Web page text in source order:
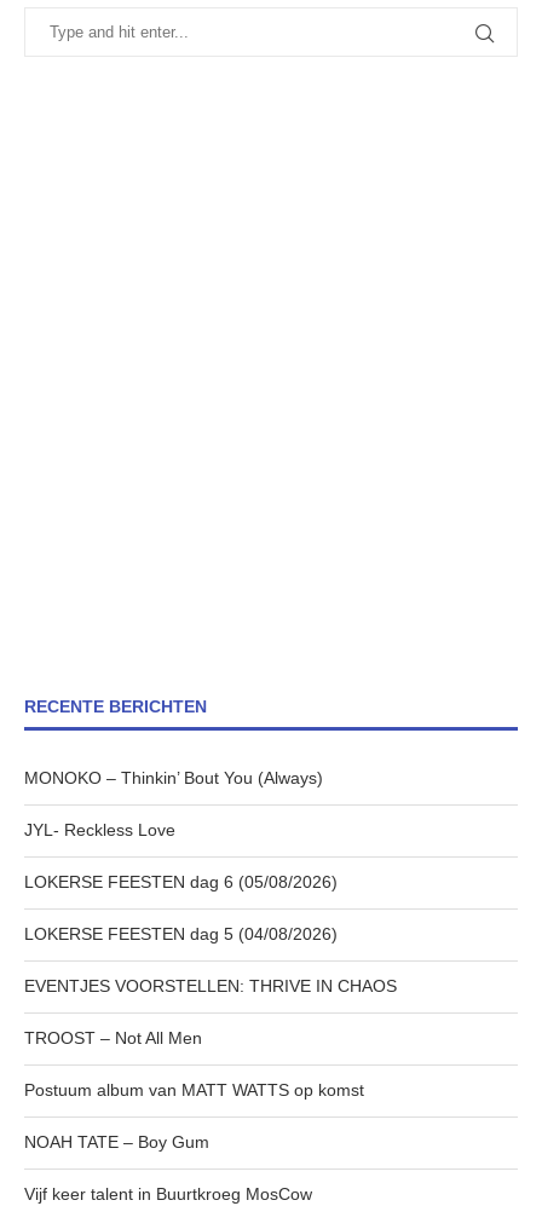
RECENTE BERICHTEN
MONOKO – Thinkin’ Bout You (Always)
JYL- Reckless Love
LOKERSE FEESTEN dag 6 (05/08/2026)
LOKERSE FEESTEN dag 5 (04/08/2026)
EVENTJES VOORSTELLEN: THRIVE IN CHAOS
TROOST – Not All Men
Postuum album van MATT WATTS op komst
NOAH TATE – Boy Gum
Vijf keer talent in Buurtkroeg MosCow